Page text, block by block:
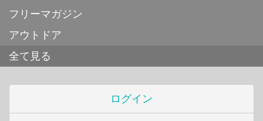
フリーマガジン
アウトドア
全て見る
ログイン